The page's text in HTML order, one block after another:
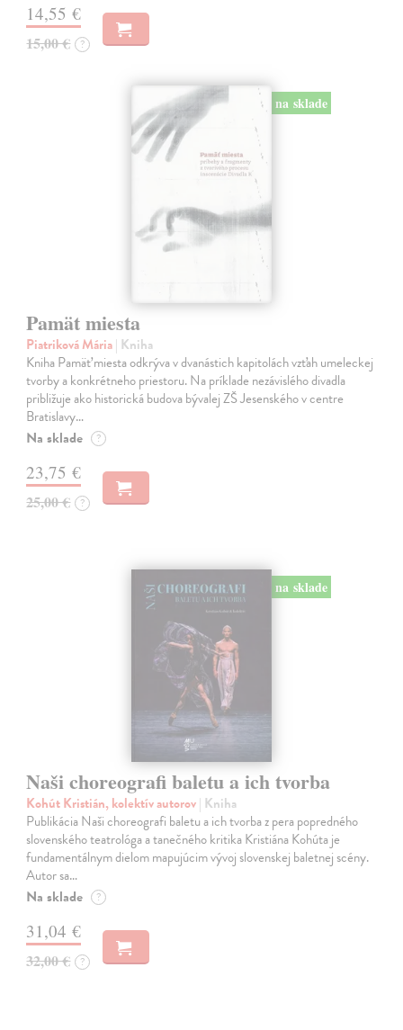
14,55 €
15,00 € ?
na sklade
Pamät miesta
Piatriková Mária| Kniha
Kniha Pamäť miesta odkrýva v dvanástich kapitolách vzťah umeleckej
tvorby a konkrétneho priestoru. Na príklade nezávislého divadla
približuje ako historická budova bývalej ZŠ Jesenského v centre
Bratislavy…
Na sklade ?
23,75 €
25,00 € ?
na sklade
Naši choreografi baletu a ich tvorba
Kohút Kristián, kolektív autorov| Kniha
Publikácia Naši choreografi baletu a ich tvorba z pera popredného
slovenského teatrológa a tanečného kritika Kristiána Kohúta je
fundamentálnym dielom mapujúcim vývoj slovenskej baletnej scény.
Autor sa…
Na sklade ?
31,04 €
32,00 € ?